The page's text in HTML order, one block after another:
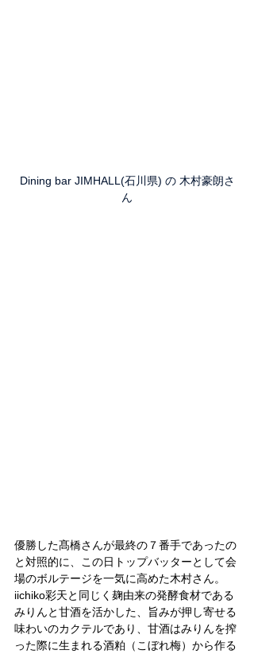
Dining bar JIMHALL(石川県) の 木村豪朗さ
ん
優勝した髙橋さんが最終の７番手であったの
と対照的に、この日トップバッターとして会
場のボルテージを一気に高めた木村さん。
iichiko彩天と同じく麹由来の発酵食材である
みりんと甘酒を活かした、旨みが押し寄せる
味わいのカクテルであり、甘酒はみりんを搾
った際に生まれる酒粕（こぼれ梅）から作る